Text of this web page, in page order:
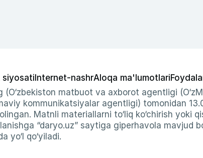
siyosati Internet-nashrAloqa ma'lumotlari
(O‘zbekiston matbuot va axborot agentligi
kommunikatsiyalar agentligi) tomonidan
Matnli materiallarni to‘liq ko‘chirish
“daryo.uz” saytiga giperhavola mavjud
yo‘l qo‘yiladi.